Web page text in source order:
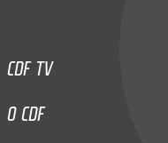
CDF TV
O CDF